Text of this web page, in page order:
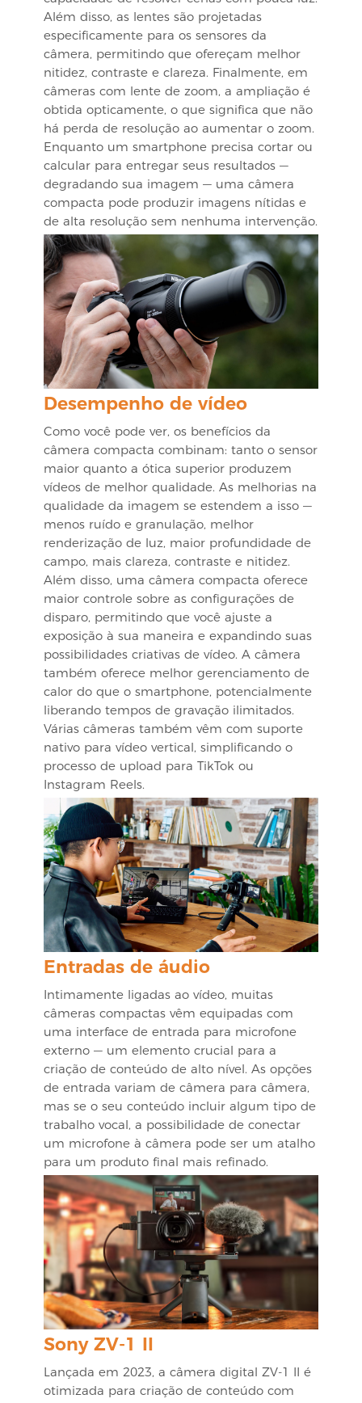
Além disso, as lentes são projetadas
especificamente para os sensores da
câmera, permitindo que ofereçam melhor
nitidez, contraste e clareza. Finalmente, em
câmeras com lente de zoom, a ampliação é
obtida opticamente, o que significa que não
há perda de resolução ao aumentar o zoom.
Enquanto um smartphone precisa cortar ou
calcular para entregar seus resultados —
degradando sua imagem — uma câmera
compacta pode produzir imagens nítidas e
de alta resolução sem nenhuma intervenção.
Desempenho de vídeo
Como você pode ver, os benefícios da
câmera compacta combinam: tanto o sensor
maior quanto a ótica superior produzem
vídeos de melhor qualidade. As melhorias na
qualidade da imagem se estendem a isso —
menos ruído e granulação, melhor
renderização de luz, maior profundidade de
campo, mais clareza, contraste e nitidez.
Além disso, uma câmera compacta oferece
maior controle sobre as configurações de
disparo, permitindo que você ajuste a
exposição à sua maneira e expandindo suas
possibilidades criativas de vídeo. A câmera
também oferece melhor gerenciamento de
calor do que o smartphone, potencialmente
liberando tempos de gravação ilimitados.
Várias câmeras também vêm com suporte
nativo para vídeo vertical, simplificando o
processo de upload para TikTok ou
Instagram Reels.
Entradas de áudio
Intimamente ligadas ao vídeo, muitas
câmeras compactas vêm equipadas com
uma interface de entrada para microfone
externo — um elemento crucial para a
criação de conteúdo de alto nível. As opções
de entrada variam de câmera para câmera,
mas se o seu conteúdo incluir algum tipo de
trabalho vocal, a possibilidade de conectar
um microfone à câmera pode ser um atalho
para um produto final mais refinado.
Sony ZV-1 II
Lançada em 2023, a câmera digital ZV-1 II é
otimizada para criação de conteúdo com